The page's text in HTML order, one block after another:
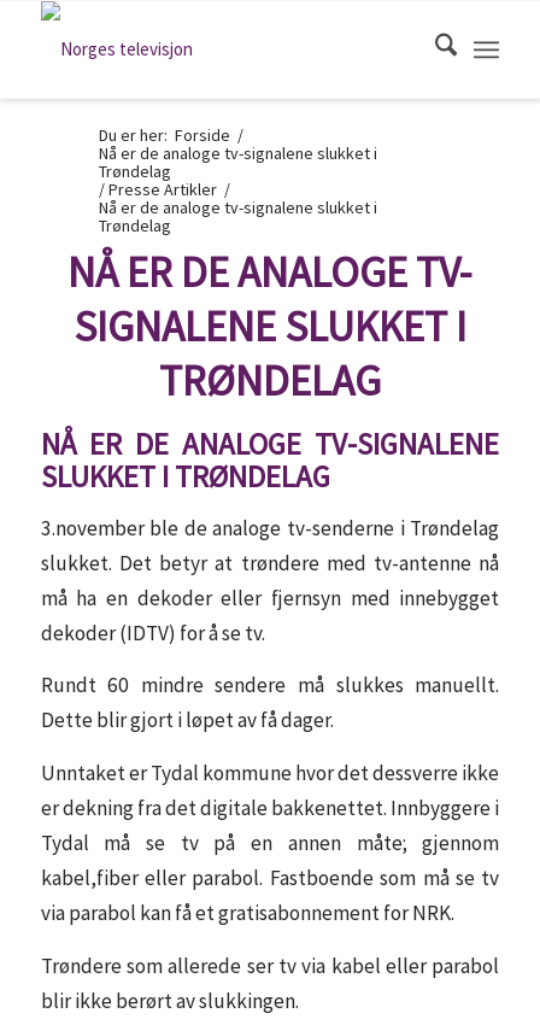
Du er her: Forside /
Nå er de analoge tv-signalene slukket i
Trøndelag
/Presse Artikler /
Nå er de analoge tv-signalene slukket i
Trøndelag
NÅ ER DE ANALOGE TV-
SIGNALENE SLUKKET I
TRØNDELAG
NÅ ER DE ANALOGE TV-SIGNALENE
SLUKKET I TRØNDELAG
3.november ble de analoge tv-senderne i Trøndelag
slukket. Det betyr at trøndere med tv-antenne nå
må ha en dekoder eller fjernsyn med innebygget
dekoder (IDTV) for å se tv.
Rundt 60 mindre sendere må slukkes manuellt.
Dette blir gjort i løpet av få dager.
Unntaket er Tydal kommune hvor det dessverre ikke
er dekning fra det digitale bakkenettet. Innbyggere i
Tydal må se tv på en annen måte; gjennom
kabel,fiber eller parabol. Fastboende som må se tv
via parabol kan få et gratisabonnement for NRK.
Trøndere som allerede ser tv via kabel eller parabol
blir ikke berørt av slukkingen.